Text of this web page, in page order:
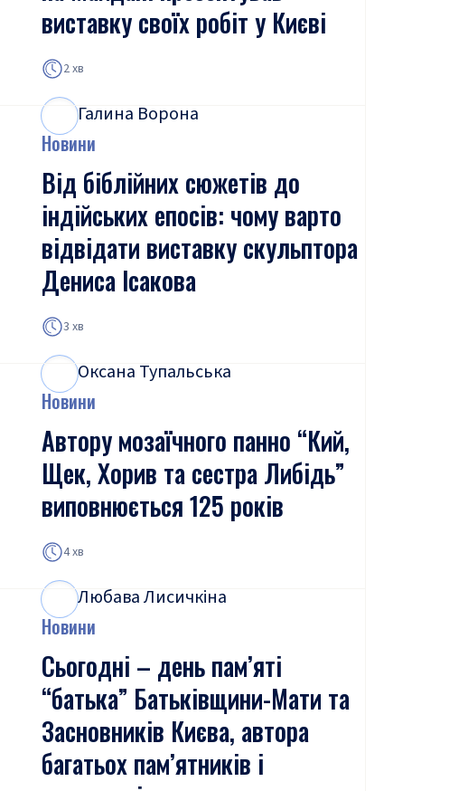
виставку своїх робіт у Києві
2 хв
Галина Ворона
Новини
Від біблійних сюжетів до
індійських епосів: чому варто
відвідати виставку скульптора
Дениса Ісакова
3 хв
Оксана Тупальська
Новини
Автору мозаїчного панно “Кий,
Щек, Хорив та сестра Либідь”
виповнюється 125 років
4 хв
Любава Лисичкіна
Новини
Сьогодні – день пам’яті
“батька” Батьківщини-Мати та
Засновників Києва, автора
багатьох пам’ятників і